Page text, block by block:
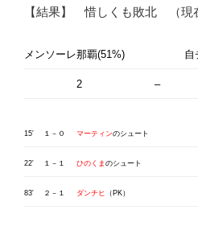
【結果】 惜しくも敗北 （現
メンソーレ那覇(51%) 自
2 –
15′ １－０ マーティンのシュート
22′ １－１ ひのくま のシュート
83′ ２－１ ダンチヒ （PK）